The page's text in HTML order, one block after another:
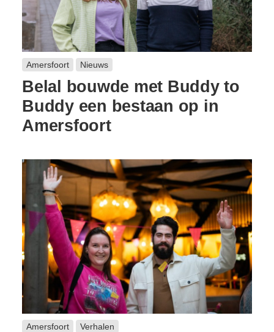
Amersfoort Nieuws
Belal bouwde met Buddy to
Buddy een bestaan op in
Amersfoort
Amersfoort Verhalen